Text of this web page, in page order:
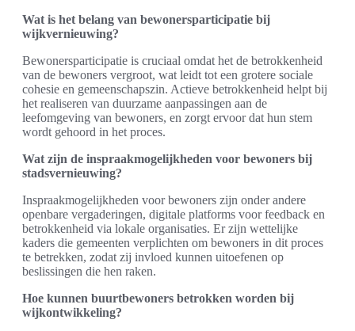
Wat is het belang van bewonersparticipatie bij
wijkvernieuwing?
Bewonersparticipatie is cruciaal omdat het de betrokkenheid
van de bewoners vergroot, wat leidt tot een grotere sociale
cohesie en gemeenschapszin. Actieve betrokkenheid helpt bij
het realiseren van duurzame aanpassingen aan de
leefomgeving van bewoners, en zorgt ervoor dat hun stem
wordt gehoord in het proces.
Wat zijn de inspraakmogelijkheden voor bewoners bij
stadsvernieuwing?
Inspraakmogelijkheden voor bewoners zijn onder andere
openbare vergaderingen, digitale platforms voor feedback en
betrokkenheid via lokale organisaties. Er zijn wettelijke
kaders die gemeenten verplichten om bewoners in dit proces
te betrekken, zodat zij invloed kunnen uitoefenen op
beslissingen die hen raken.
Hoe kunnen buurtbewoners betrokken worden bij
wijkontwikkeling?